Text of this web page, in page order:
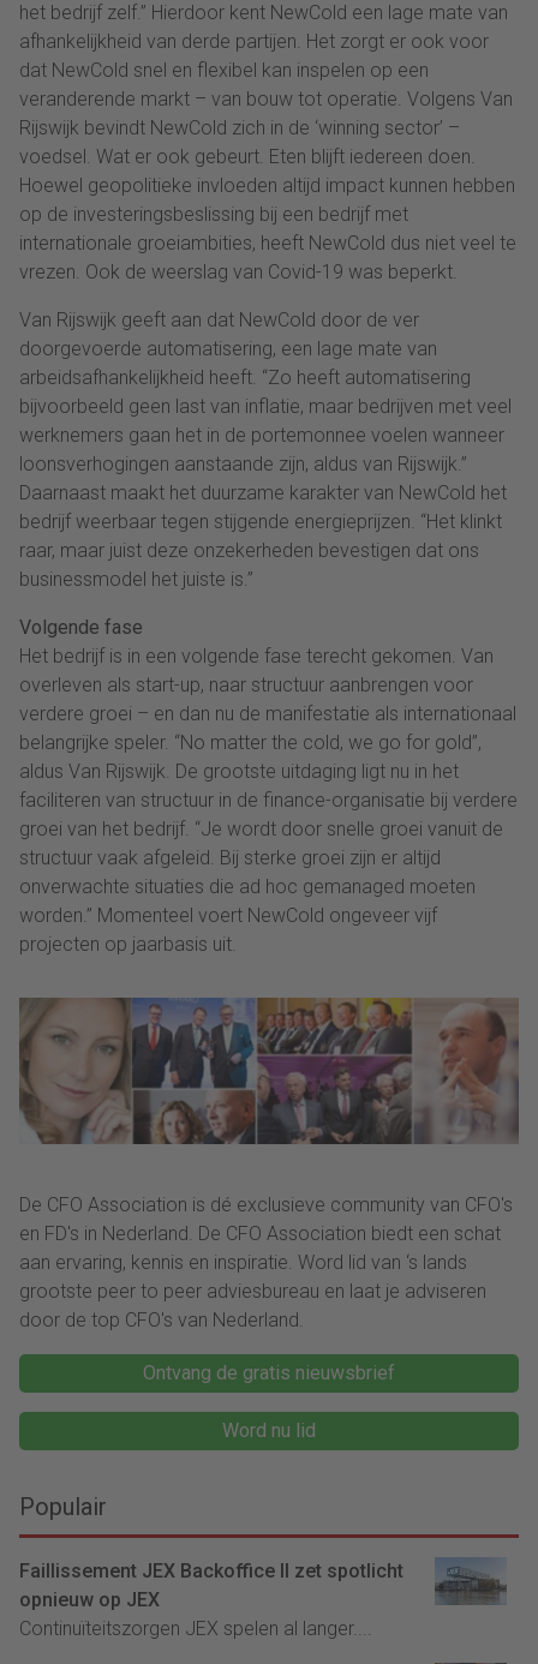
het bedrijf zelf.” Hierdoor kent NewCold een lage mate van
afhankelijkheid van derde partijen. Het zorgt er ook voor
dat NewCold snel en flexibel kan inspelen op een
veranderende markt – van bouw tot operatie. Volgens Van
Rijswijk bevindt NewCold zich in de ‘winning sector’ –
voedsel. Wat er ook gebeurt. Eten blijft iedereen doen.
Hoewel geopolitieke invloeden altijd impact kunnen hebben
op de investeringsbeslissing bij een bedrijf met
internationale groeiambities, heeft NewCold dus niet veel te
vrezen. Ook de weerslag van Covid-19 was beperkt.
Van Rijswijk geeft aan dat NewCold door de ver
doorgevoerde automatisering, een lage mate van
arbeidsafhankelijkheid heeft. “Zo heeft automatisering
bijvoorbeeld geen last van inflatie, maar bedrijven met veel
werknemers gaan het in de portemonnee voelen wanneer
loonsverhogingen aanstaande zijn, aldus van Rijswijk.”
Daarnaast maakt het duurzame karakter van NewCold het
bedrijf weerbaar tegen stijgende energieprijzen. “Het klinkt
raar, maar juist deze onzekerheden bevestigen dat ons
businessmodel het juiste is.”
Volgende fase
Het bedrijf is in een volgende fase terecht gekomen. Van
overleven als start-up, naar structuur aanbrengen voor
verdere groei – en dan nu de manifestatie als internationaal
belangrijke speler. “No matter the cold, we go for gold”,
aldus Van Rijswijk. De grootste uitdaging ligt nu in het
faciliteren van structuur in de finance-organisatie bij verdere
groei van het bedrijf. “Je wordt door snelle groei vanuit de
structuur vaak afgeleid. Bij sterke groei zijn er altijd
onverwachte situaties die ad hoc gemanaged moeten
worden.” Momenteel voert NewCold ongeveer vijf
projecten op jaarbasis uit.
De CFO Association is dé exclusieve community van CFO's
en FD's in Nederland. De CFO Association biedt een schat
aan ervaring, kennis en inspiratie. Word lid van ‘s lands
grootste peer to peer adviesbureau en laat je adviseren
door de top CFO's van Nederland.
Ontvang de gratis nieuwsbrief
Word nu lid
Populair
Faillissement JEX Backoffice II zet spotlicht
opnieuw op JEX
Continuïteitszorgen JEX spelen al langer....